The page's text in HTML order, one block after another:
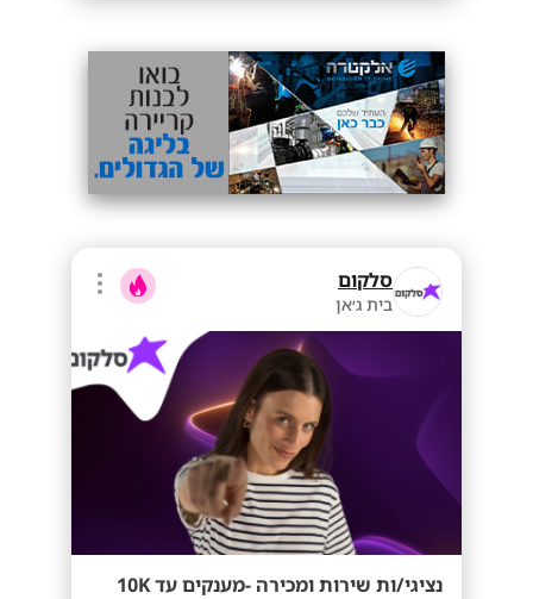
סלקום
בית ג׳אן
נציגי/ות שירות ומכירה -מענקים עד 10K